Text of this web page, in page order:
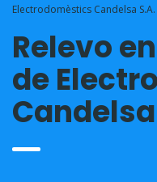
Electrodomèstics Candelsa S.A.
Relevo
de
Candelsa